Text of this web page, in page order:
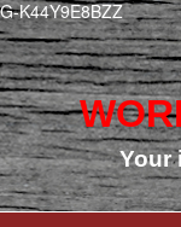
G-K44Y9E8BZZ
Your